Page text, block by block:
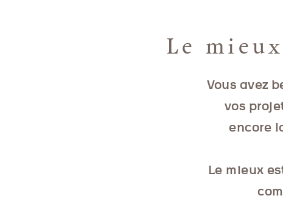
Le
Vous avez
vos
encore
Le mieux